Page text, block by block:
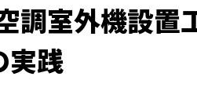
調室外機設置
実践